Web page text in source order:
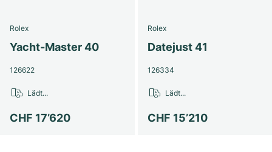
Rolex
Yacht-Master 40
126622
CHF 17’620
Lädt...
Rolex
Datejust 41
126334
CHF 15’210
Lädt...